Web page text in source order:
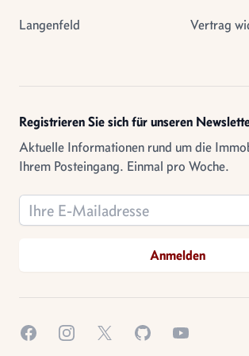
Langenfeld
Vertrag
Registrieren Sie sich für unseren
Aktuelle Informationen rund um die
Ihrem Posteingang. Einmal pro Woche.
Email address
Anmelden
FacebookInstagramX.com GitHub YouTube